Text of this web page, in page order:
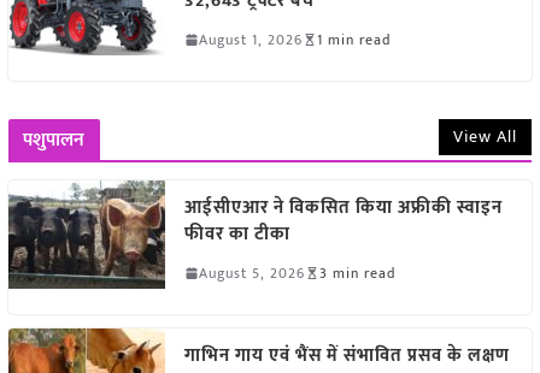
August 1, 2026 1 min read
पशुपालन View All
आईसीएआर ने विकसित किया अफ्रीकी स्वाइन
फीवर का टीका
August 5, 2026 3 min read
गाभिन गाय एवं भैंस में संभावित प्रसव के लक्षण